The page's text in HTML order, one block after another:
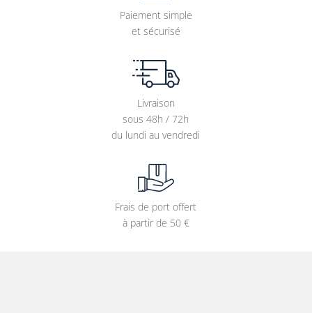
Paiement simple
et sécurisé
Livraison
sous 48h / 72h
du lundi au vendredi
Frais de port offert
à partir de 50 €